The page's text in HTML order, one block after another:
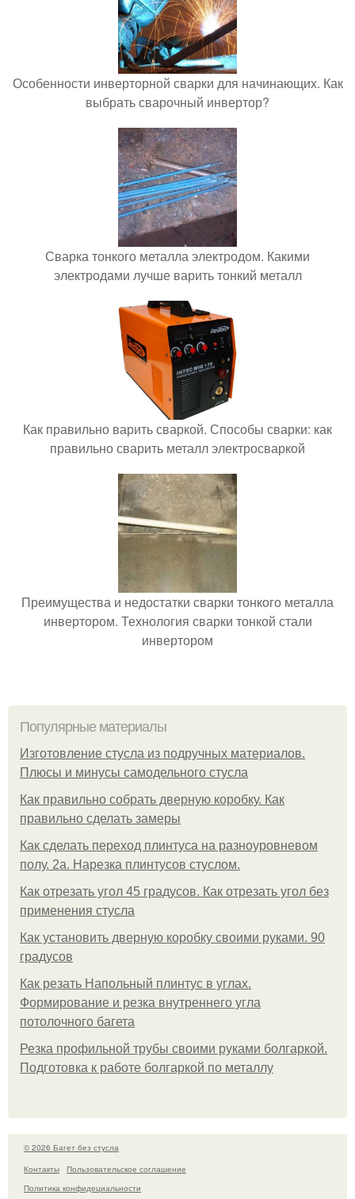
Особенности инверторной сварки для начинающих. Как
выбрать сварочный инвертор?
Сварка тонкого металла электродом. Какими
электродами лучше варить тонкий металл
Как правильно варить сваркой. Способы сварки: как
правильно сварить металл электросваркой
Преимущества и недостатки сварки тонкого металла
инвертором. Технология сварки тонкой стали
инвертором
Популярные материалы
Изготовление стусла из подручных материалов.
Плюсы и минусы самодельного стусла
Как правильно собрать дверную коробку. Как
правильно сделать замеры
Как сделать переход плинтуса на разноуровневом
полу. 2а. Нарезка плинтусов стуслом.
Как отрезать угол 45 градусов. Как отрезать угол без
применения стусла
Как установить дверную коробку своими руками. 90
градусов
Как резать Напольный плинтус в углах.
Формирование и резка внутреннего угла
потолочного багета
Резка профильной трубы своими руками болгаркой.
Подготовка к работе болгаркой по металлу
© 2026 Багет без стусла
Контакты
Пользовательское соглашение
Политика конфидециальности